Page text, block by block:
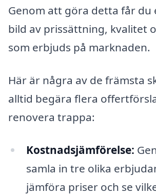
Genom att göra detta får du
bild av prissättning, kvalitet
som erbjuds på marknaden.
Här är några av de främsta
alltid begära flera
renovera trappa:
Kostnadsjämförelse:
samla in tre olika
jämföra priser och se